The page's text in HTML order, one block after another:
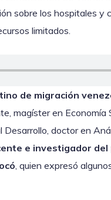
sobre los hospitales y
limitados.
de migración
magíster en Economía
doctor en
e investigador del
, quien expresó